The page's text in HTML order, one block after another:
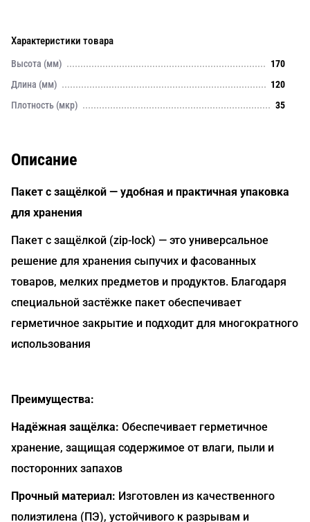
Характеристики товара
Высота (мм)
170
Длина (мм)
120
Плотность (мкр)
35
Описание
Пакет с защёлкой — удобная и практичная упаковка
для хранения
Пакет с защёлкой (zip-lock) — это универсальное
решение для хранения сыпучих и фасованных
товаров, мелких предметов и продуктов. Благодаря
специальной застёжке пакет обеспечивает
герметичное закрытие и подходит для многократного
использования
Преимущества:
Надёжная защёлка: Обеспечивает герметичное
хранение, защищая содержимое от влаги, пыли и
посторонних запахов
Прочный материал: Изготовлен из качественного
полиэтилена (ПЭ), устойчивого к разрывам и